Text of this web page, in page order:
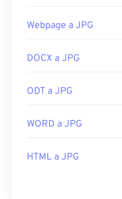
Webpage a JPG
DOCX a JPG
ODT a JPG
WORD a JPG
HTML a JPG